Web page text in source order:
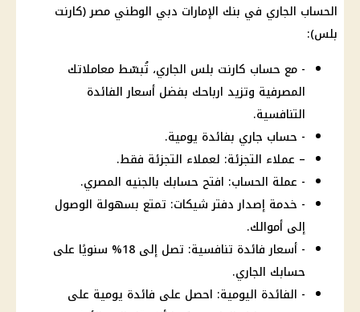
الحساب الجاري في بنك الإمارات دبي الوطني مصر (كارنت
بلس):
- مع حساب كارنت بلس الجاري، تُبسّط معاملاتك
المصرفية وتزيد ارباحك بفضل أسعار الفائدة
التنافسية.
- حساب جاري بفائدة يومية.
– عملاء التجزئة: لعملاء التجزئة فقط.
- عملة الحساب: افتح حسابك بالجنيه المصري.
- خدمة إصدار دفتر شيكات: تمتع بسهولة الوصول
إلى أموالك.
- أسعار فائدة تنافسية: تصل إلى 18% سنويًا على
حسابك الجاري.
- الفائدة اليومية: احصل على فائدة يومية على